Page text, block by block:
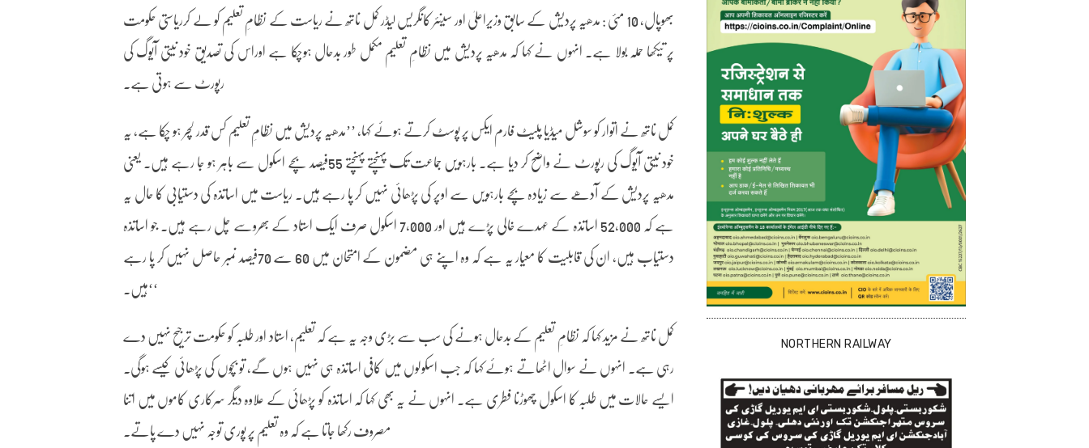
بھوپال، 10 مئی : مدھیہ پردیش کے سابق وزیراعلیٰ اور سینئر کانگریس لیڈر کمل ناتھ نے ریاست کے نظامِ تعلیم کو لے کرریاستی حکومت
پر تیکھا حملہ بولا ہے۔ انہوں نے کہا کہ مدھیہ پردیش میں نظامِ تعلیم مکمل طور بدحال ہوچکا ہے اوراس کی تصدیق خود نیتی آیوگ کی
رپورٹ سے ہوتی ہے۔
کمل ناتھ نے اتوار کو سوشل میڈیا پلیٹ فارم ایکس پر پوسٹ کرتے ہوئے کہا، ’’مدھیہ پردیش میں نظامِ تعلیم کس قدر لچر ہو چکا ہے، یہ
خود نیتی آیوگ کی رپورٹ نے واضح کر دیا ہے۔ بارہویں جماعت تک پہنچتے پہنچتے 55فیصد بچے اسکول سے باہر ہو جا رہے ہیں۔ یعنی
مدھیہ پردیش کے آدھے سے زیادہ بچے بارہویں سے اوپر کی پڑھائی نہیں کر پا رہے ہیں۔ ریاست میں اساتذہ کی دستیابی کا حال یہ
ہے کہ 52,000 اساتذہ کے عہدے خالی پڑے ہیں اور 7,000 اسکول صرف ایک استاد کے بھروسے چل رہے ہیں۔ جو اساتذہ
دستیاب ہیں، ان کی قابلیت کا معیار یہ ہے کہ وہ اپنے ہی مضمون کے امتحان میں 60 سے 70فیصد نمبر حاصل نہیں کر پا رہے
ہیں۔‘‘
کمل ناتھ نے مزید کہا کہ نظامِ تعلیم کے بدحال ہونے کی سب سے بڑی وجہ یہ ہے کہ تعلیم، استاد اور طلبہ کو حکومت ترجیح نہیں دے
رہی ہے۔ انہوں نے سوال اٹھاتے ہوئے کہا کہ جب اسکولوں میں کافی اساتذہ ہی نہیں ہوں گے، تو بچوں کی پڑھائی کیسے ہوگی۔
ایسے حالات میں طلبہ کا اسکول چھوڑنا فطری ہے۔ انہوں نے یہ بھی کہا کہ اساتذہ کو پڑھائی کے علاوہ دیگر سرکاری کاموں میں اتنا
مصروف رکھا جاتا ہے کہ وہ تعلیم پر پوری توجہ نہیں دے پاتے۔
NORTHERN RAILWAY